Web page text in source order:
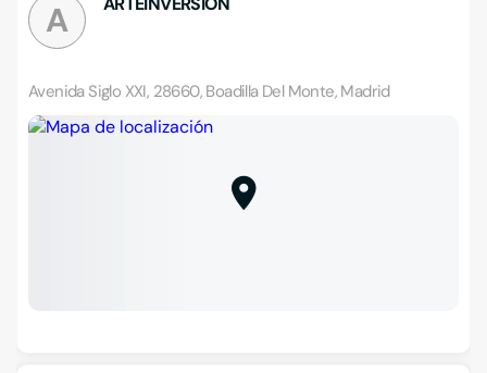
A
Avenida Siglo XXI, 28660, Boadilla Del Monte, Madrid